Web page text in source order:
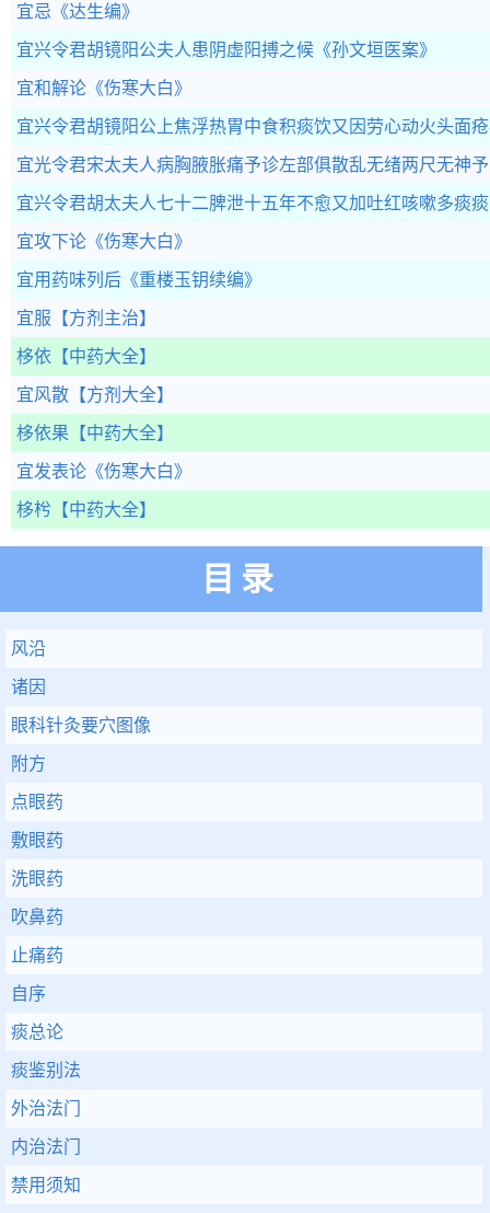
宜忌 《达生编》
宜兴令君胡镜阳公夫人患阴虚阳搏之候 《孙文垣医案》
宜和解论 《伤寒大白》
宜兴令君胡镜阳公上焦浮热胃中食积痰饮又因劳心动火头面
宜光令君宋太夫人病胸腋胀痛予诊左部俱散乱无绪两尺无神
宜兴令君胡太夫人七十二脾泄十五年不愈又加吐红咳嗽多痰
宜攻下论 《伤寒大白》
宜用药味列后 《重楼玉钥续编》
宜服 【方剂主治】
栘依 【中药大全】
宜风散 【方剂大全】
栘依果 【中药大全】
宜发表论 《伤寒大白》
栘枍 【中药大全】
目录
风沿
诸因
眼科针灸要穴图像
附方
点眼药
敷眼药
洗眼药
吹鼻药
止痛药
自序
痰总论
痰鉴别法
外治法门
内治法门
禁用须知